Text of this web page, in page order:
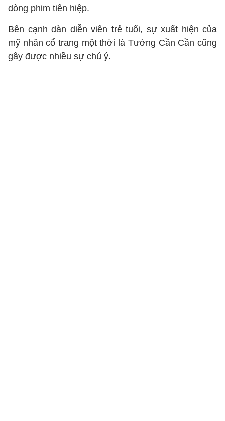
dòng phim tiên hiệp.
Bên cạnh dàn diễn viên trẻ tuổi, sự xuất hiện của
mỹ nhân cổ trang một thời là Tưởng Cần Cần cũng
gây được nhiều sự chú ý.